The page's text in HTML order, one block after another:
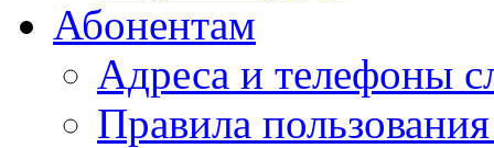
Абонентам
Адреса и телефоны
Правила